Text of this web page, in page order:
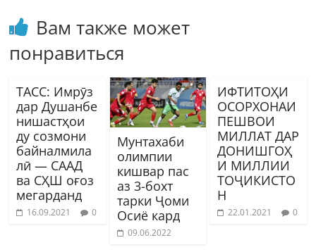
Вам также может
понравиться
ТАСС: Имрӯз
дар Душанбе
нишастҳои
ду созмони
байналмила
лӣ — СААД
ва СҲШ оғоз
мегарданд
16.09.2021 0
Мунтахаби
олимпии
кишвар пас
аз 3-бохт
тарки Ҷоми
Осиё кард
09.06.2022
ИФТИТОҲИ
ОСОРХОНАИ
ПЕШВОИ
МИЛЛАТ ДАР
ДОНИШГОҲ
И МИЛЛИИ
ТОҶИКИСТО
Н
22.01.2021 0